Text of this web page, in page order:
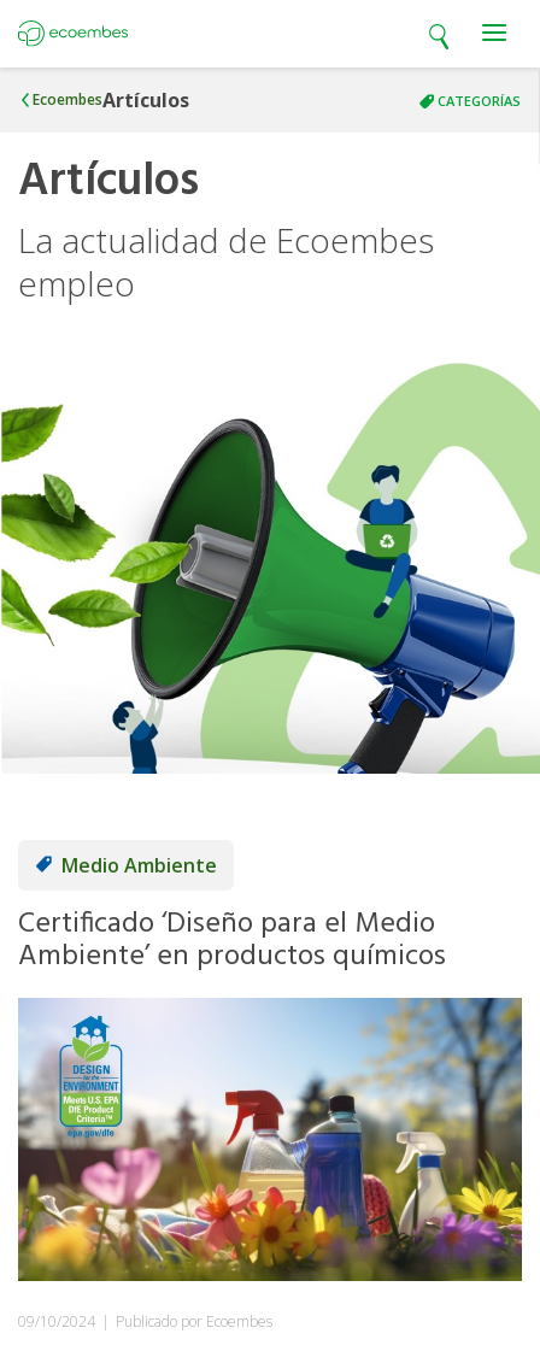
Open search
Open
EcoembesArtículos CATEGORÍAS
Artículos
La actualidad de Ecoembes
empleo
Medio Ambiente
Certificado ‘Diseño para el Medio
Ambiente’ en productos químicos
09/10/2024 | Publicado por Ecoembes